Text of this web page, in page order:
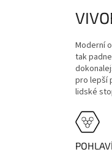
Moderní
tak
pro lepší
lidské